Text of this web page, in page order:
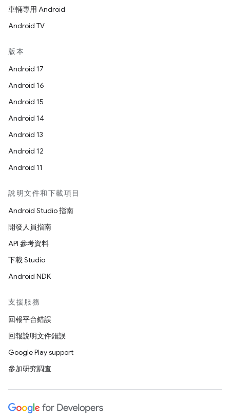
車輛專用 Android
Android TV
版本
Android 17
Android 16
Android 15
Android 14
Android 13
Android 12
Android 11
說明文件和下載項目
Android Studio 指南
開發人員指南
API 參考資料
下載 Studio
Android NDK
支援服務
回報平台錯誤
回報說明文件錯誤
Google Play support
參加研究調查